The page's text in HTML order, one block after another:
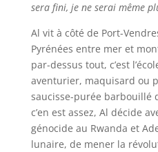
sera fini, je ne serai même
Al vit à côté de Port-
Pyrénées entre mer et
par-dessus tout, c’est
aventurier, maquisard ou
saucisse-purée barbouillé
c’en est assez, Al décide
génocide au Rwanda et
lunaire, de mener la